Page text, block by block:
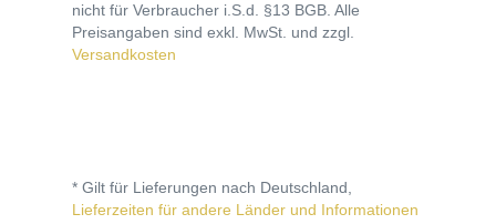
nicht für Verbraucher i.S.d. §13 BGB. Alle
Preisangaben sind exkl. MwSt. und zzgl.
Versandkosten
* Gilt für Lieferungen nach Deutschland,
Lieferzeiten für andere Länder und Informationen